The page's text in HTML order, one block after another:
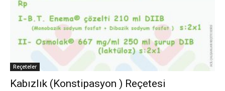
Reçeteler
Kabızlık (Konstipasyon ) Reçetesi